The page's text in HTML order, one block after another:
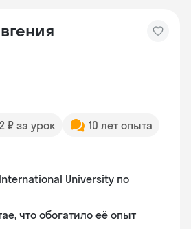
₽ за урок
10 лет опыта
University по
что обогатило её опыт